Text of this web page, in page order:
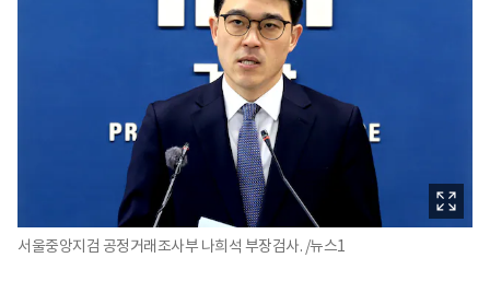
서울중앙지검 공정거래조사부 나희석 부장검사. /뉴스1